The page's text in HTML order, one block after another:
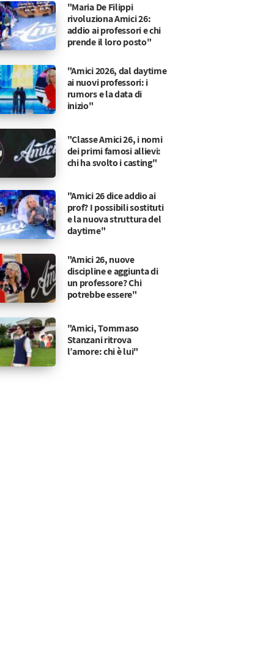
"Maria De Filippi
rivoluziona Amici 26:
addio ai professori e chi
prende il loro posto"
"Amici 2026, dal daytime
ai nuovi professori: i
rumors e la data di
inizio"
"Classe Amici 26, i nomi
dei primi famosi allievi:
chi ha svolto i casting"
"Amici 26 dice addio ai
prof? I possibili sostituti
e la nuova struttura del
daytime"
"Amici 26, nuove
discipline e aggiunta di
un professore? Chi
potrebbe essere"
"Amici, Tommaso
Stanzani ritrova
l’amore: chi è lui"